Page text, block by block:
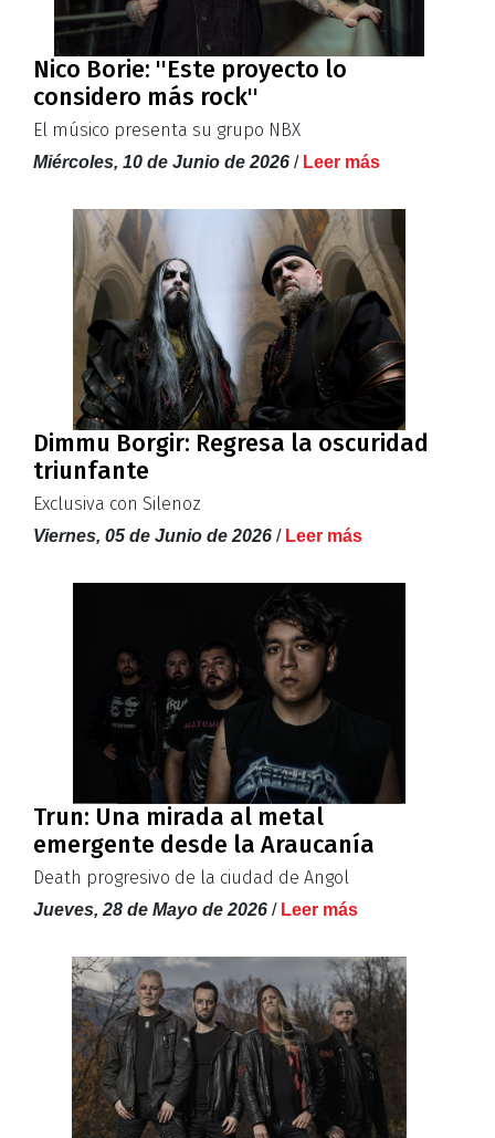
Nico Borie: ''Este proyecto lo
considero más rock''
El músico presenta su grupo NBX
Miércoles, 10 de Junio de 2026 / Leer más
Dimmu Borgir: Regresa la oscuridad
triunfante
Exclusiva con Silenoz
Viernes, 05 de Junio de 2026 / Leer más
Trun: Una mirada al metal
emergente desde la Araucanía
Death progresivo de la ciudad de Angol
Jueves, 28 de Mayo de 2026 / Leer más